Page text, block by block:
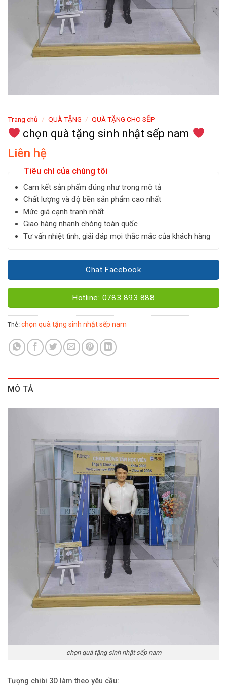
Trang chủ / QUÀ TẶNG / QUÀ TẶNG CHO SẾP
chọn quà tặng sinh nhật sếp nam
Liên hệ
Tiêu chí của chúng tôi
Cam kết sản phẩm đúng như trong mô tả
Chất lượng và độ bền sản phẩm cao nhất
Mức giá cạnh tranh nhất
Giao hàng nhanh chóng toàn quốc
Tư vấn nhiệt tình, giải đáp mọi thắc mắc của khách hàng
Chat Facebook
Hotline: 0783 893 888
Thẻ: chọn quà tặng sinh nhật sếp nam
MÔ TẢ
chọn quà tặng sinh nhật sếp nam
Tượng chibi 3D làm theo yêu cầu: